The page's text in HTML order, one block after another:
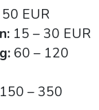
EUR
15 – 30 EUR
60 – 120
150 – 350